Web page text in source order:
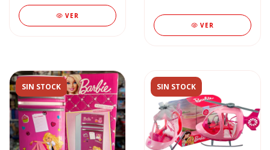
VER
VER
SIN STOCK SIN STOCK